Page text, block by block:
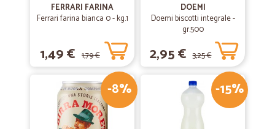
FERRARI FARINA
Ferrari farina bianca 0 - kg.1
1,49 € 1,79 €
DOEMI
Doemi biscotti integrale -
gr.500
2,95 € 3,25 €
-8% -15%